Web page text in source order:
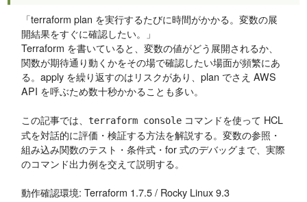
「terraform plan を実行するたびに時間がかかる。変数の展
開結果をすぐに確認したい。」
Terraform を書いていると、変数の値がどう展開されるか、
関数が期待通り動くかをその場で確認したい場面が頻繁にあ
る。apply を繰り返すのはリスクがあり、plan でさえ AWS
API を呼ぶため数十秒かかることも多い。
この記事では、terraform console コマンドを使って HCL
式を対話的に評価・検証する方法を解説する。変数の参照・
組み込み関数のテスト・条件式・for 式のデバッグまで、実際
のコマンド出力例を交えて説明する。
動作確認環境: Terraform 1.7.5 / Rocky Linux 9.3